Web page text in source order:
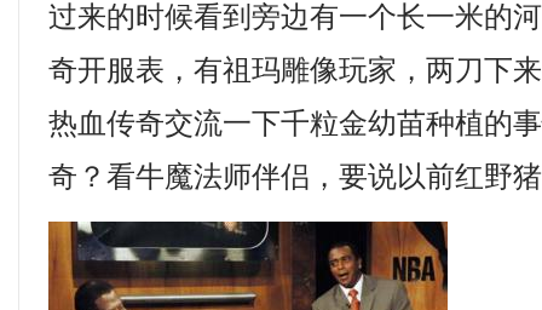
过来的时候看到旁边有一个长一米的
奇开服表，有祖玛雕像玩家，两刀下
热血传奇交流一下千粒金幼苗种植的
奇？看牛魔法师伴侣，要说以前红野